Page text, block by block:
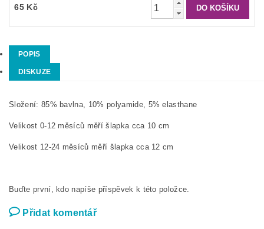
65 Kč
POPIS
DISKUZE
Složení: 85% bavlna, 10% polyamide, 5% elasthane
Velikost 0-12 měsíců měří šlapka cca 10 cm
Velikost 12-24 měsíců měří šlapka cca 12 cm
Buďte první, kdo napíše příspěvek k této položce.
Přidat komentář